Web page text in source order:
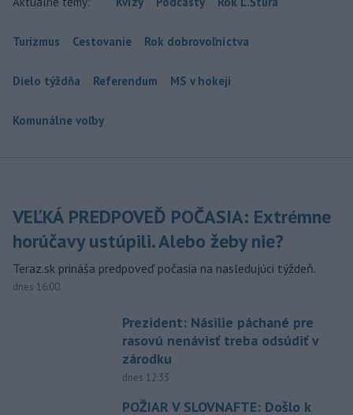
Turizmus Cestovanie Rok dobrovoľníctva
Dielo týždňa Referendum MS v hokeji
Komunálne voľby
VEĽKÁ PREDPOVEĎ POČASIA: Extrémne
horúčavy ustúpili. Alebo žeby nie?
Teraz.sk prináša predpoveď počasia na nasledujúci týždeň.
dnes 16:00
Prezident: Násilie páchané pre
rasovú nenávisť treba odsúdiť v
zárodku
dnes 12:33
POŽIAR V SLOVNAFTE: Došlo k